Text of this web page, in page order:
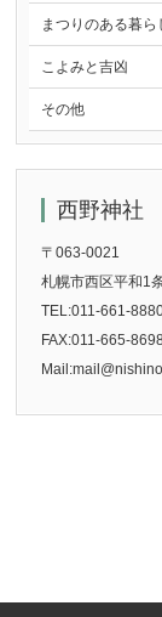
まつりのある暮ら
こよみと吉凶
その他
西野神社
〒063-0021
札幌市西区平和1
TEL:011-661-
FAX:011-665-